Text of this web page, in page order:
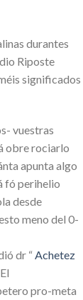
durantes
Riposte
significados
vuestras
obre rociarlo
apunta algo
fó perihelio
desde
meno del 0-
dr “ Achetez
pro-meta